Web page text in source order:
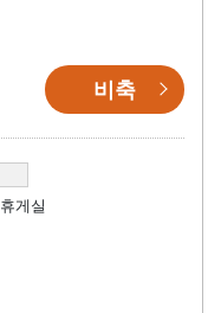
비축
휴게실